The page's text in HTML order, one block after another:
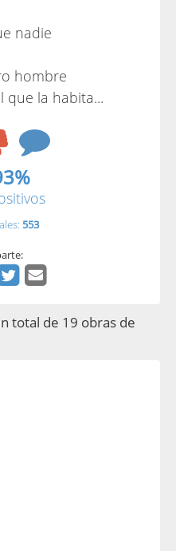
nadie
hombre
que la habita...
553
total de 19 obras de